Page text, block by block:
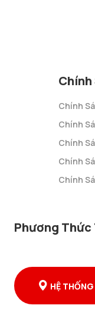
Chính
Chính
Chính
Chính
Chính
Chính
Phương Thức
HỆ